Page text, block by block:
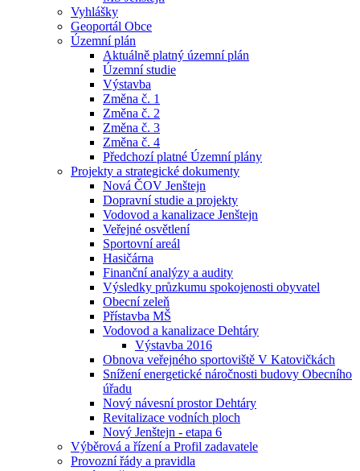
Vyhlášky
Geoportál Obce
Územní plán
Aktuálně platný územní plán
Územní studie
Výstavba
Změna č. 1
Změna č. 2
Změna č. 3
Změna č. 4
Předchozí platné Územní plány
Projekty a strategické dokumenty
Nová ČOV Jenštejn
Dopravní studie a projekty
Vodovod a kanalizace Jenštejn
Veřejné osvětlení
Sportovní areál
Hasičárna
Finanční analýzy a audity
Výsledky průzkumu spokojenosti obyvatel
Obecní zeleň
Přístavba MŠ
Vodovod a kanalizace Dehtáry
Výstavba 2016
Obnova veřejného sportoviště V Katovičkách
Snížení energetické náročnosti budovy Obecního
úřadu
Nový návesní prostor Dehtáry
Revitalizace vodních ploch
Nový Jenštejn - etapa 6
Výběrová a řízení a Profil zadavatele
Provozní řády a pravidla